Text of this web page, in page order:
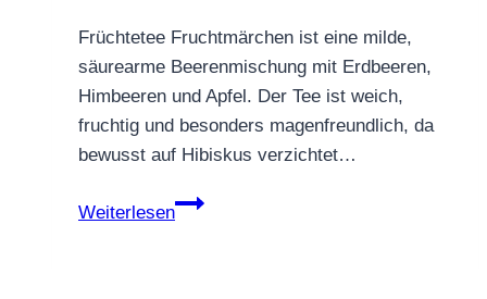
Früchtetee Fruchtmärchen ist eine milde,
säurearme Beerenmischung mit Erdbeeren,
Himbeeren und Apfel. Der Tee ist weich,
fruchtig und besonders magenfreundlich, da
bewusst auf Hibiskus verzichtet…
Weiterlesen
Früchtetee